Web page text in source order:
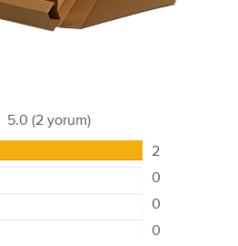
5.0 (2 yorum)
2
0
0
0